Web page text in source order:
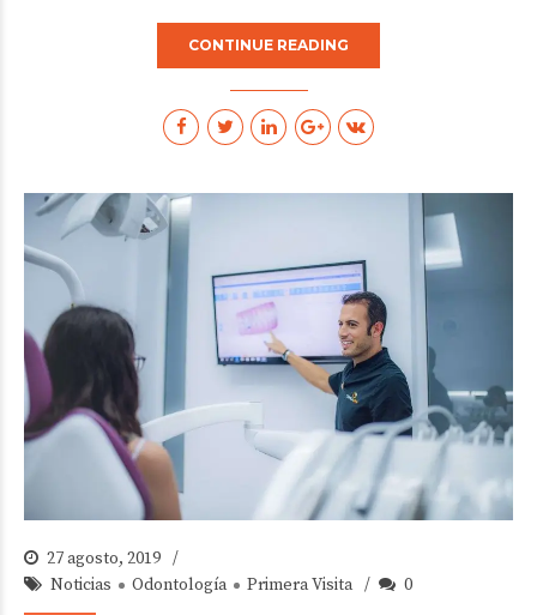
CONTINUE READING
27 agosto, 2019
Noticias
Odontología Primera Visita 0